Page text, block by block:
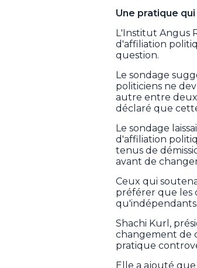
Une pratique
L'Institut Angus
d'affiliation
question.
Le sondage
politiciens ne
autre entre
déclaré que
Le sondage
d'affiliation
tenus de
avant de
Ceux qui
préférer que les
qu'indépendants.
Shachi Kurl,
changement de
pratique
Elle a ajouté